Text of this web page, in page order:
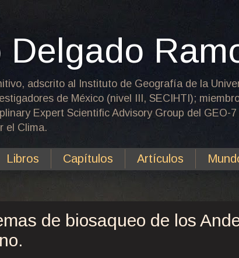
Delgado
adscrito al Instituto de Geografía de la
de México (nivel III, SECIHTI);
Expert Scientific Advisory Group del GEO-
el Clima.
Libros Capítulos Artículos
de biosaqueo de los